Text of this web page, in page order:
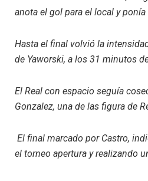
anota el gol para el local y
Hasta el final volvió la
de Yaworski, a los 31 minutos
El Real con espacio seguía
Gonzalez, una de las figura de
El final marcado por Castro,
el torneo apertura y realizando